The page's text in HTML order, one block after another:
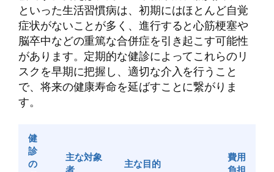
といった生活習慣病は、初期にはほとんど自覚
症状がないことが多く、進行すると心筋梗塞や
脳卒中などの重篤な合併症を引き起こす可能性
があります。定期的な健診によってこれらのリ
スクを早期に把握し、適切な介入を行うこと
で、将来の健康寿命を延ばすことに繋がりま
す。
健
診
の
主な対象
主な目的
費用